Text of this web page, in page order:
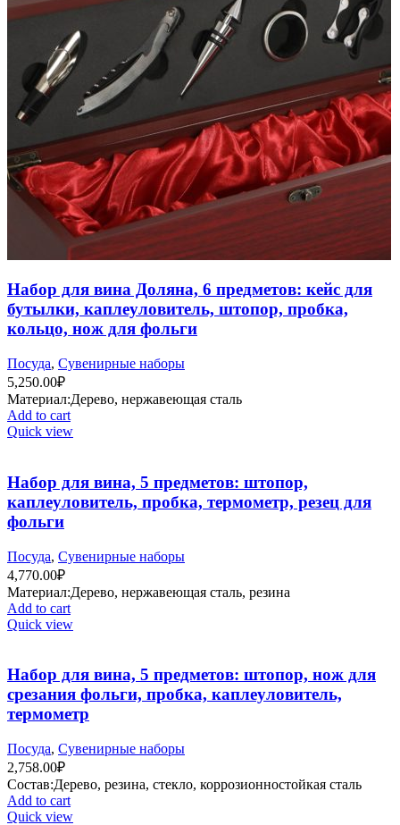
Набор для вина Доляна, 6 предметов: кейс для
бутылки, каплеуловитель, штопор, пробка,
кольцо, нож для фольги
Посуда, Сувенирные наборы
5,250.00₽
Материал:Дерево, нержавеющая сталь
Add to cart
Quick view
Набор для вина, 5 предметов: штопор,
каплеуловитель, пробка, термометр, резец для
фольги
Посуда, Сувенирные наборы
4,770.00₽
Материал:Дерево, нержавеющая сталь, резина
Add to cart
Quick view
Набор для вина, 5 предметов: штопор, нож для
срезания фольги, пробка, каплеуловитель,
термометр
Посуда, Сувенирные наборы
2,758.00₽
Состав:Дерево, резина, стекло, коррозионностойкая сталь
Add to cart
Quick view